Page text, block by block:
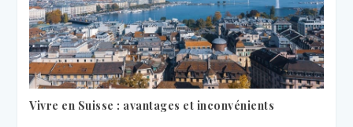
Vivre en Suisse : avantages et inconvénients